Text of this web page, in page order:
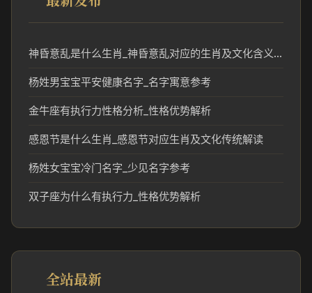
神昏意乱是什么生肖_神昏意乱对应的生肖及文化含义解析
杨姓男宝宝平安健康名字_名字寓意参考
金牛座有执行力性格分析_性格优势解析
感恩节是什么生肖_感恩节对应生肖及文化传统解读
杨姓女宝宝冷门名字_少见名字参考
双子座为什么有执行力_性格优势解析
全站最新